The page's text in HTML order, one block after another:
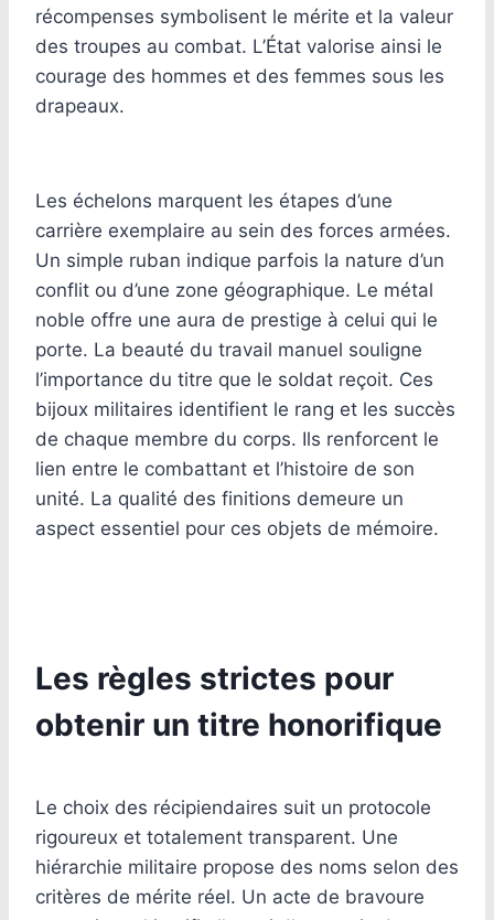
récompenses symbolisent le mérite et la valeur
des troupes au combat. L’État valorise ainsi le
courage des hommes et des femmes sous les
drapeaux.
Les échelons marquent les étapes d’une
carrière exemplaire au sein des forces armées.
Un simple ruban indique parfois la nature d’un
conflit ou d’une zone géographique. Le métal
noble offre une aura de prestige à celui qui le
porte. La beauté du travail manuel souligne
l’importance du titre que le soldat reçoit. Ces
bijoux militaires identifient le rang et les succès
de chaque membre du corps. Ils renforcent le
lien entre le combattant et l’histoire de son
unité. La qualité des finitions demeure un
aspect essentiel pour ces objets de mémoire.
Les règles strictes pour
obtenir un titre honorifique
Le choix des récipiendaires suit un protocole
rigoureux et totalement transparent. Une
hiérarchie militaire propose des noms selon des
critères de mérite réel. Un acte de bravoure